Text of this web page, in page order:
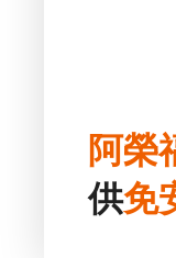
阿榮
供免